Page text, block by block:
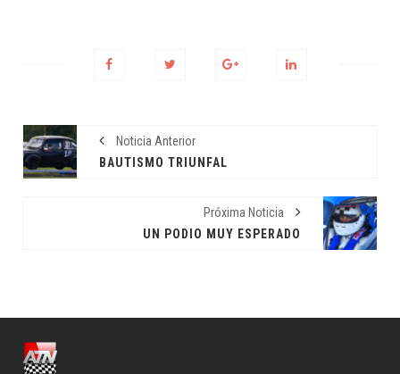
Noticia Anterior
BAUTISMO TRIUNFAL
Próxima Noticia
UN PODIO MUY ESPERADO